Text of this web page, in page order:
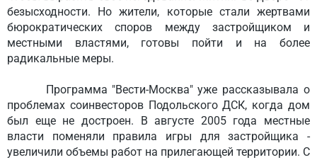
безысходности. Но жители, которые стали жертвами
бюрократических споров между застройщиком и
местными властями, готовы пойти и на более
радикальные меры.
Программа "Вести-Москва" уже рассказывала о
проблемах соинвесторов Подольского ДСК, когда дом
был еще не достроен. В августе 2005 года местные
власти поменяли правила игры для застройщика -
увеличили объемы работ на прилегающей территории. С